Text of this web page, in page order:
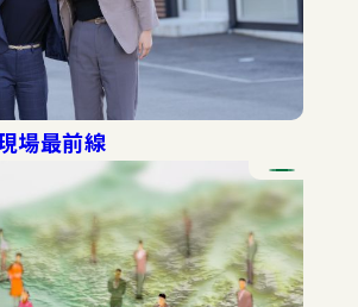
場最前線